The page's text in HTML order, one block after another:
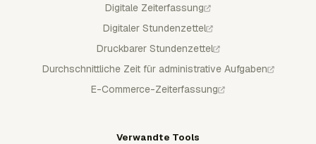
Digitale Zeiterfassung
Digitaler Stundenzettel
Druckbarer Stundenzettel
Durchschnittliche Zeit für administrative Aufgaben
E-Commerce-Zeiterfassung
Verwandte Tools